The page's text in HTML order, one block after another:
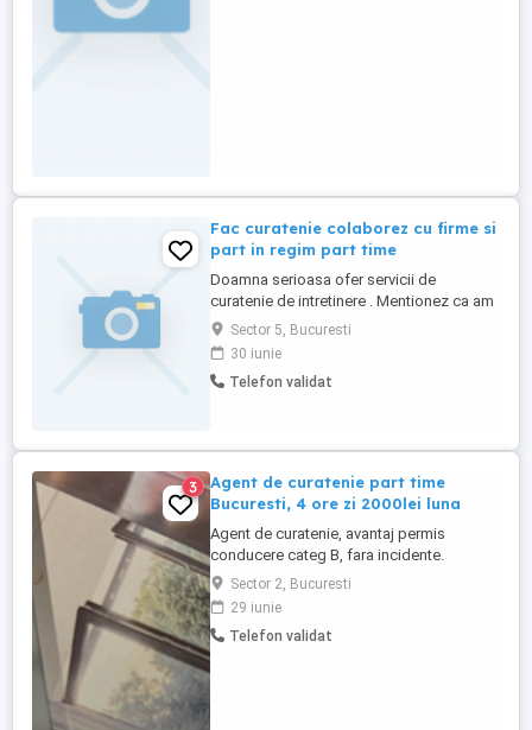
Fac curatenie colaborez cu firme si
part in regim part time
Doamna serioasa ofer servicii de
curatenie de intretinere . Mentionez ca am
experienta peste 10 ani. Am colaborat cu
firme si pers particulare. Pret discutabil cer
si ofer seriozitate
Sector 5, Bucuresti
30 iunie
Telefon validat
3
Agent de curatenie part time
Bucuresti, 4 ore zi 2000lei luna
Agent de curatenie, avantaj permis
conducere categ B, fara incidente.
Program de lucru 4 ore zi. Cv-uri sau
scrisori de intentie pe adresa de mail, au
intaietate persoanele care anexeaza si o
fotografie de profil. Sau whatsapp.
Sector 2, Bucuresti
29 iunie
Telefon validat